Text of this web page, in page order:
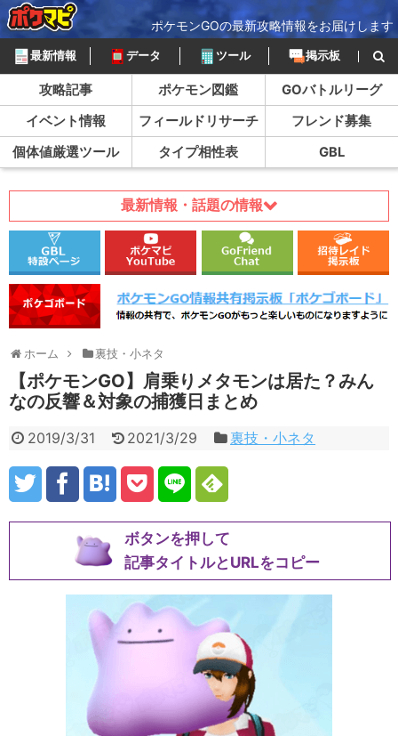
ポケモンGOの最新攻略情報をお届けします
最新情報 データ ツール 掲示板
攻略記事 ポケモン図鑑
GOバトルリーグ
イベント情報
フィールドリサーチ
フレンド募集
個体値厳選ツール
タイプ相性表 GBL
最新情報・話題の情報
ホーム 裏技・小ネタ
【ポケモンGO】肩乗りメタモンは居た？みん
なの反響＆対象の捕獲日まとめ
2019/3/31 2021/3/29 裏技・小ネタ
ボタンを押して
記事タイトルとURLをコピー